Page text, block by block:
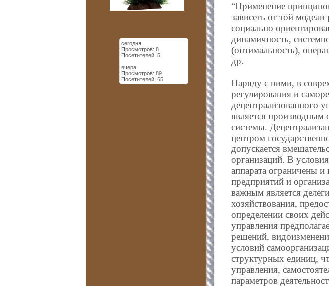
сегодня
Просмотров: 8
Посетителей: 5
вчера
Просмотров: 89
Посетителей: 65
“Применение
зависеть от той
социально
динамичность,
(оптимальность),
др.
Наряду с ними, в
регулирования и
децентрализованного
является производным
системы.
центром
допускается
организаций. В
аппарата ограничены
предприятий и
важным является
хозяйствования,
определении своих
управления
решений,
условий
структурных единиц,
управления,
параметров